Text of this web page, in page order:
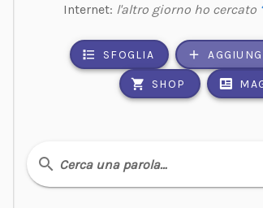
Internet: l'altro giorno ho cercato
SFOGLIA
SHOP
Cerca una parola…